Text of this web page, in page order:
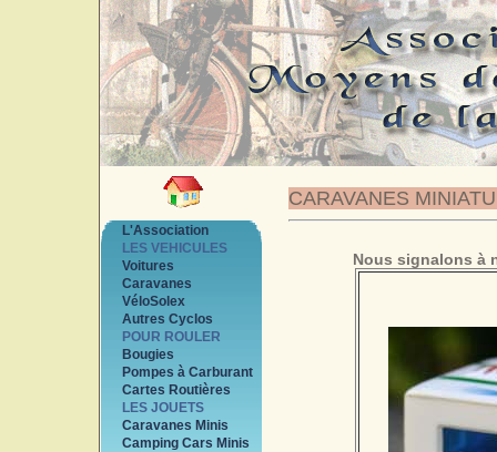
CARAVANES
L'Association
LES VEHICULES
Voitures
Caravanes
VéloSolex
Autres Cyclos
POUR ROULER
Bougies
Pompes à Carburant
Cartes Routières
LES JOUETS
Caravanes Minis
Camping Cars Minis
Nous signalons à